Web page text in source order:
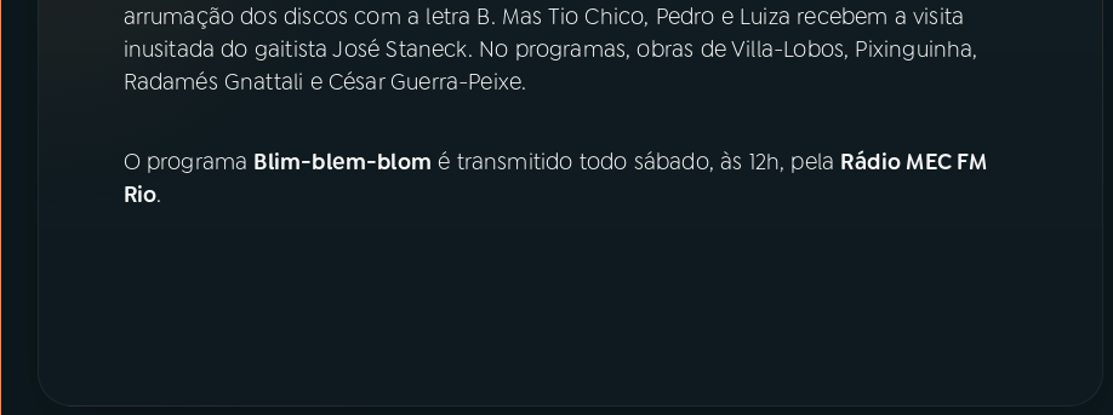
ACOMPANHE A RÁDIO MEC
Instagram X
arrumação dos discos com a letra B. Mas Tio Chico, Pedro e Luiza recebem a visita
inusitada do gaitista José Staneck. No programas, obras de Villa-Lobos, Pixinguinha,
Radamés Gnattali e César Guerra-Peixe.
O programa Blim-blem-blom é transmitido todo sábado, às 12h, pela Rádio MEC FM
Rio.